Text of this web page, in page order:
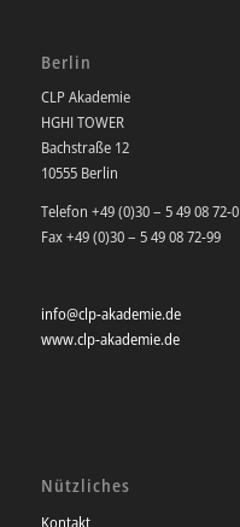
Berlin
CLP Akademie
HGHI TOWER
Bachstraße 12
10555 Berlin
Telefon +49 (0)30 – 5 49 08 72-0
Fax +49 (0)30 – 5 49 08 72-99
info@clp-akademie.de
www.clp-akademie.de
Nützliches
Kontakt